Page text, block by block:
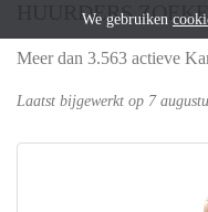
HUURDERS
Meer dan 3.563 actieve
Laatst bijgewerkt op 7
We gebruiken